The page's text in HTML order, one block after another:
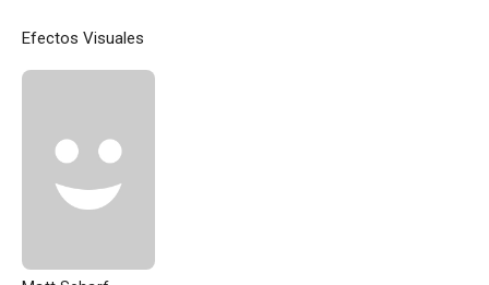
Efectos Visuales